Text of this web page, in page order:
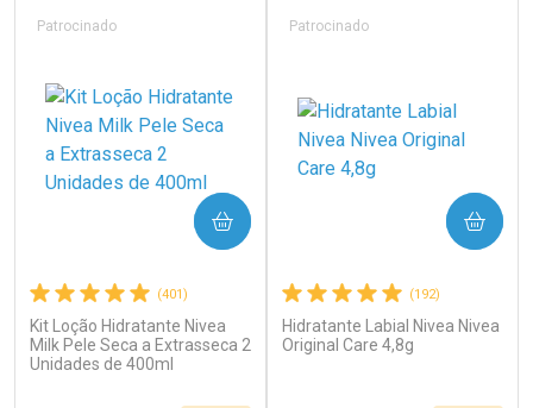
Laboratório
Ativar Desconto
Comprar sem Desconto
Por Menos
Comprar sem Desconto
Laboratório
Ativar Desconto
Comprar sem Desconto
Por Menos
(401)
Kit Loção Hidratante Nivea
Milk Pele Seca a Extrasseca 2
Unidades de 400ml
Patrocinado
COMPRAR
(192)
Hidratante Labial Nivea Nivea
Original Care 4,8g
Patrocinado
COMPRAR